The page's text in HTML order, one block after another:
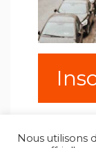
Nous utilisons